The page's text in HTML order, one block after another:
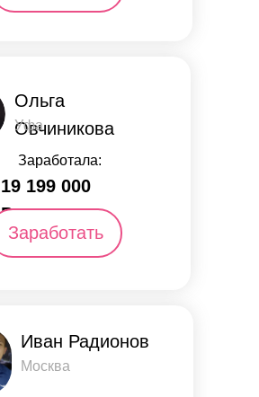
Ольга
Овчиникова
Уфа
Заработала:
19 199 000
Р.
Заработать
Иван Радионов
Москва